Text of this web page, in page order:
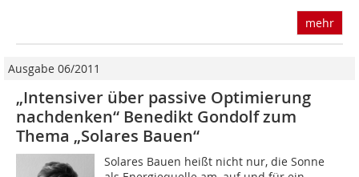
mehr
Ausgabe 06/2011
„Intensiver über passive Optimierung
nachdenken“ Benedikt Gondolf zum
Thema „Solares Bauen“
Solares Bauen heißt nicht nur, die Sonne